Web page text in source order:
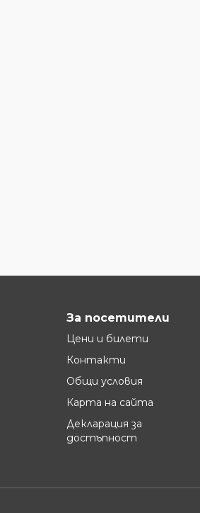
За посетители
Цени и билети
Контакти
Общи условия
Карта на сайта
Декларация за
достъпност